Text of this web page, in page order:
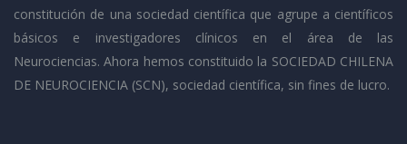
constitución de una sociedad científica que agrupe a científicos
básicos e investigadores clínicos en el área de las
Neurociencias. Ahora hemos constituido la SOCIEDAD CHILENA
DE NEUROCIENCIA (SCN), sociedad científica, sin fines de lucro.